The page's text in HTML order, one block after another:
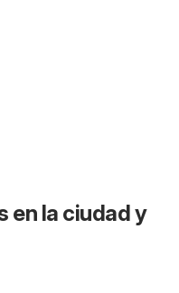
en la ciudad y